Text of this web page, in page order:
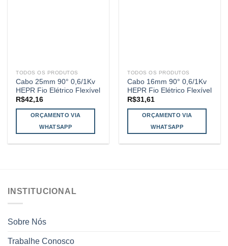
TODOS OS PRODUTOS
Cabo 25mm 90° 0,6/1Kv
HEPR Fio Elétrico Flexível
R$42,16
ORÇAMENTO VIA
WHATSAPP
TODOS OS PRODUTOS
Cabo 16mm 90° 0,6/1Kv
HEPR Fio Elétrico Flexível
R$31,61
ORÇAMENTO VIA
WHATSAPP
INSTITUCIONAL
Sobre Nós
Trabalhe Conosco